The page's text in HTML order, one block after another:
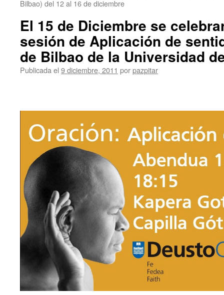
Bilbao) del 12 al 16 de diciembre
El 15 de Diciembre se
sesión de Aplicación de
de Bilbao de la Universidad
Publicada el 9 diciembre, 2011 porpazpitar